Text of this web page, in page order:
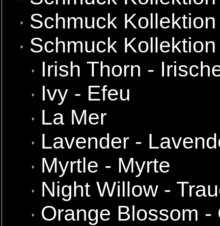
Schmuck
Schmuck
Irish Thorn -
Ivy - Efeu
La Mer
Lavender -
Myrtle - Myrte
Night Willow -
Orange Blossom -